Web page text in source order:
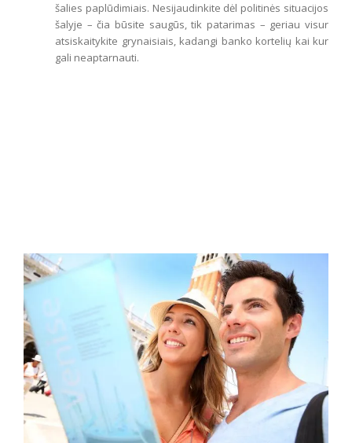
šalies paplūdimiais. Nesijaudinkite dėl politinės situacijos
šalyje – čia būsite saugūs, tik patarimas – geriau visur
atsiskaitykite grynaisiais, kadangi banko kortelių kai kur
gali neaptarnauti.